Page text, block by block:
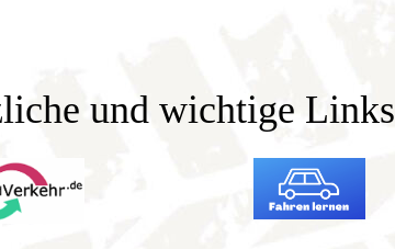
und wichtige Links